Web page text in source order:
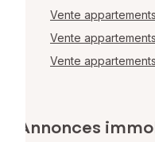
Vente
Vente
Vente
Annonces